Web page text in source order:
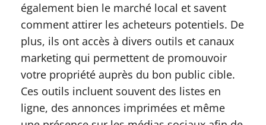
également bien le marché local et savent
comment attirer les acheteurs potentiels. De
plus, ils ont accès à divers outils et canaux
marketing qui permettent de promouvoir
votre propriété auprès du bon public cible.
Ces outils incluent souvent des listes en
ligne, des annonces imprimées et même